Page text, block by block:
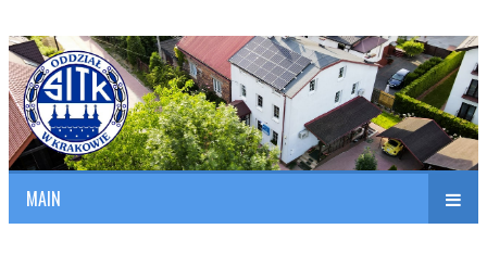
SITK RP Oddział w KRAKOWIE
Polish Association of Engineers & Technicians of Transportation
MAIN